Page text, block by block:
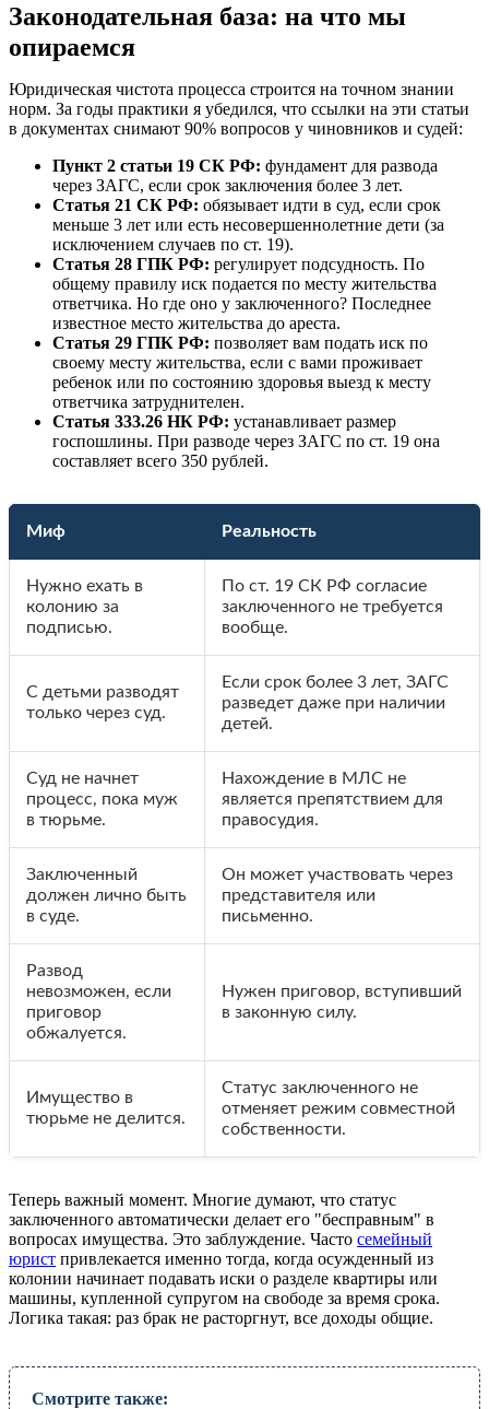
Законодательная база: на что мы
опираемся
Юридическая чистота процесса строится на точном знании
норм. За годы практики я убедился, что ссылки на эти статьи
в документах снимают 90% вопросов у чиновников и судей:
Пункт 2 статьи 19 СК РФ: фундамент для развода
через ЗАГС, если срок заключения более 3 лет.
Статья 21 СК РФ: обязывает идти в суд, если срок
меньше 3 лет или есть несовершеннолетние дети (за
исключением случаев по ст. 19).
Статья 28 ГПК РФ: регулирует подсудность. По
общему правилу иск подается по месту жительства
ответчика. Но где оно у заключенного? Последнее
известное место жительства до ареста.
Статья 29 ГПК РФ: позволяет вам подать иск по
своему месту жительства, если с вами проживает
ребенок или по состоянию здоровья выезд к месту
ответчика затруднителен.
Статья 333.26 НК РФ: устанавливает размер
госпошлины. При разводе через ЗАГС по ст. 19 она
составляет всего 350 рублей.
Миф Реальность
Нужно ехать в
колонию за
подписью.
По ст. 19 СК РФ согласие
заключенного не требуется
вообще.
С детьми разводят
только через суд.
Если срок более 3 лет, ЗАГС
разведет даже при наличии
детей.
Суд не начнет
процесс, пока муж
в тюрьме.
Нахождение в МЛС не
является препятствием для
правосудия.
Заключенный
должен лично быть
в суде.
Он может участвовать через
представителя или
письменно.
Развод
невозможен, если
приговор
обжалуется.
Нужен приговор, вступивший
в законную силу.
Имущество в
тюрьме не делится.
Статус заключенного не
отменяет режим совместной
собственности.
Теперь важный момент. Многие думают, что статус
заключенного автоматически делает его "бесправным" в
вопросах имущества. Это заблуждение. Часто семейный
юрист привлекается именно тогда, когда осужденный из
колонии начинает подавать иски о разделе квартиры или
машины, купленной супругом на свободе за время срока.
Логика такая: раз брак не расторгнут, все доходы общие.
Смотрите также: